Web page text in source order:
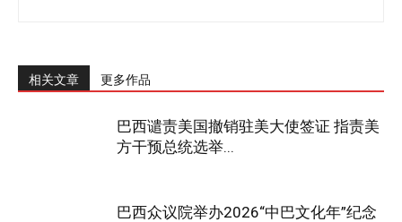
相关文章 更多作品
巴西谴责美国撤销驻美大使签证 指责美
方干预总统选举...
巴西众议院举办2026“中巴文化年”纪念